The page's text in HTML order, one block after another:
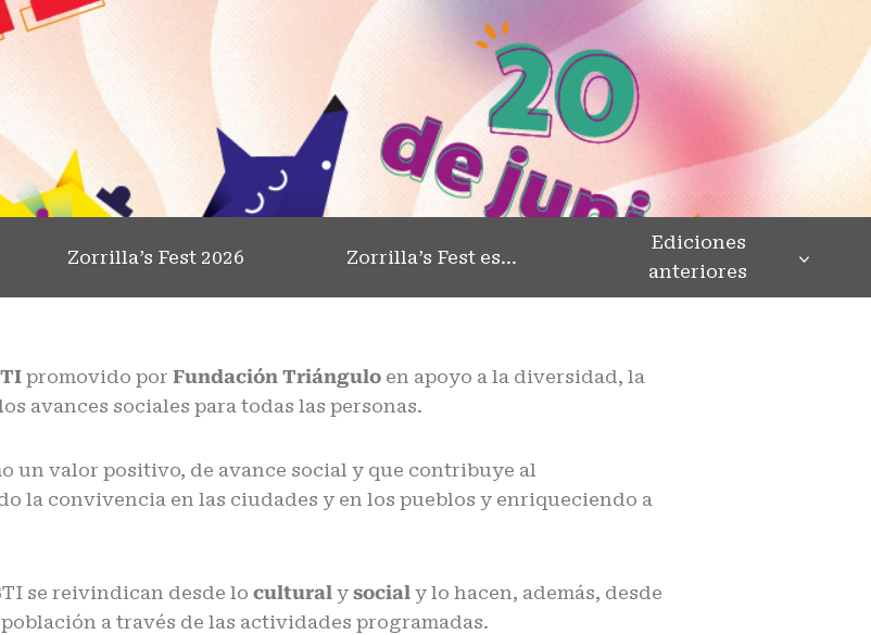
Zorrilla’s Fest 2026 Zorrilla’s Fest es…
Ediciones
anteriores
promovido por Fundación Triángulo en apoyo a la diversidad, la
avances sociales para todas las personas.
un valor positivo, de avance social y que contribuye al
la convivencia en las ciudades y en los pueblos y enriqueciendo a
se reivindican desde lo cultural y social y lo hacen, además, desde
a través de las actividades programadas.